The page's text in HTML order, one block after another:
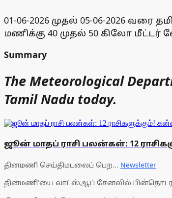
01-06-2026 முதல் 05-06-2026
மணிக்கு 40 முதல் 50 கிலோ மீட்டர்
Summary
The Meteorological
Tamil Nadu today.
ஜூன் மாதப் ராசி பலன்கள்: 12
தினமணி செய்திமடலைப் பெற... Newsletter
தினமணி'யை வாட்ஸ்ஆப் சேனலில்